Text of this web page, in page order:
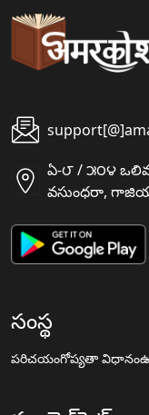
ఏ-౮ / ౫౦౪
వసుంధరా,
సంస్థ
పరిచయంగోప్యతా విధానం